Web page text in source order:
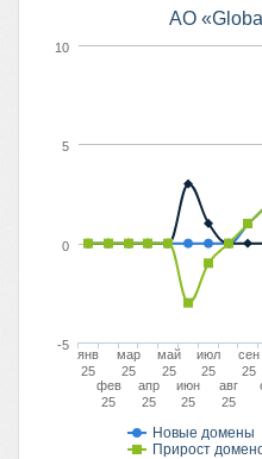
АО
Новые домены
Прирост
янв
25
фев
25
мар
25
апр
25
май
25
июн
25
июл
25
авг
25
сен
25
-5
0
5
10